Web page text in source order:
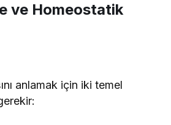
ve Homeostatik
anlamak için iki temel